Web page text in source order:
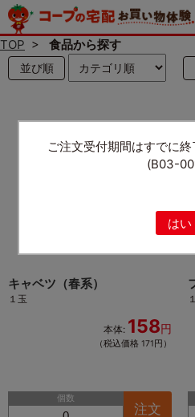
ご注文受付期間はすでに終
(B03-
はい
TOP > 食品から探す
並び順
キャベツ（春系）
１玉
本体: 158円
（税込価格 171円）
個数
注文